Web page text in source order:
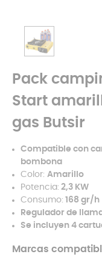
Pack
Start
gas Butsir
Compatible con
bombona
Color: Amarillo
Potencia: 2,3 KW
Consumo: 168 gr/h
Regulador de
Se incluyen 4
Marcas